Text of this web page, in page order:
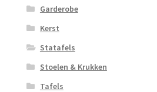
Garderobe
Kerst
Statafels
Stoelen & Krukken
Tafels